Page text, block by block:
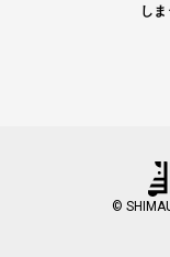
し
©